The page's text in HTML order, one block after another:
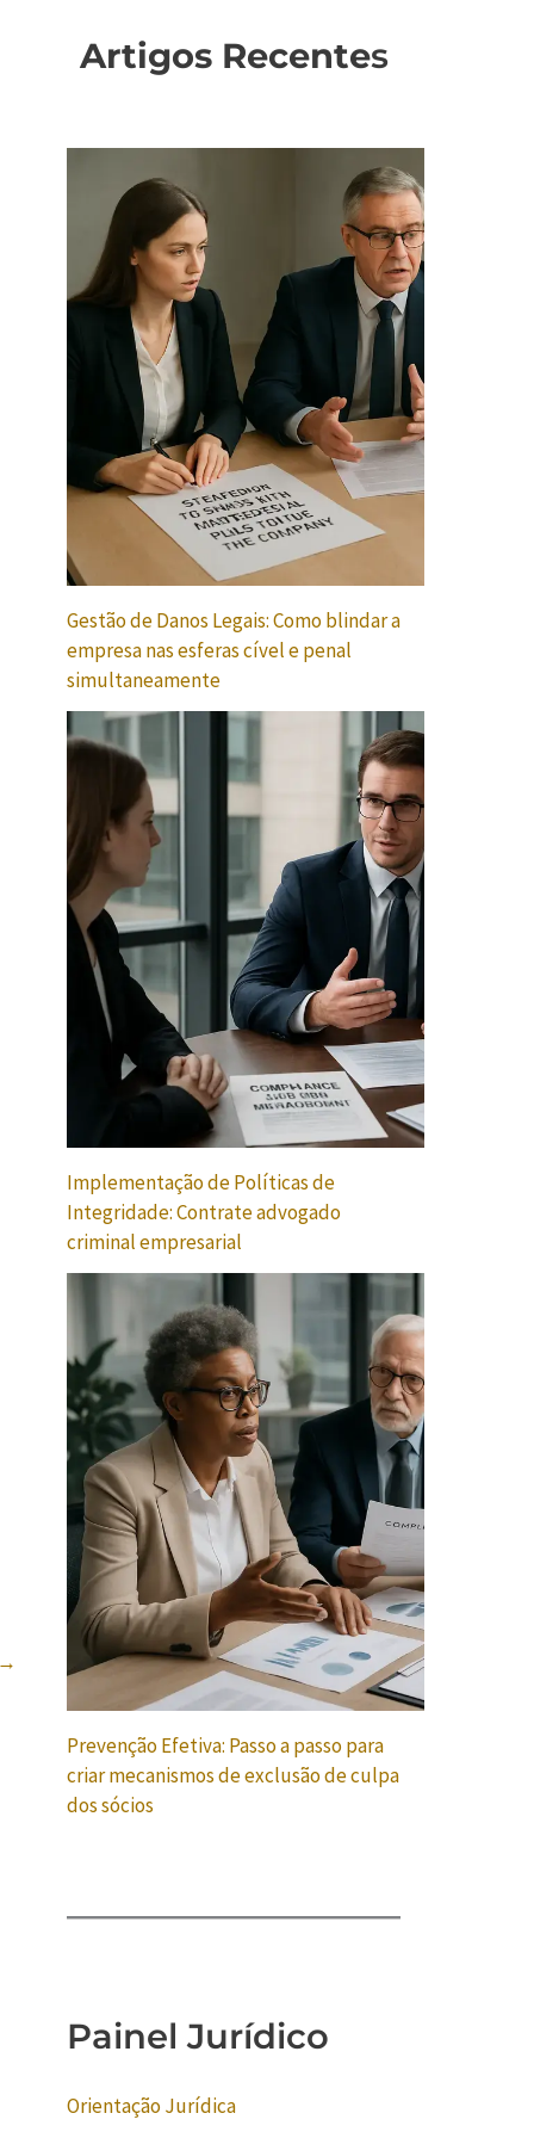
→
Artigos Recentes
Gestão de Danos Legais: Como blindar a
empresa nas esferas cível e penal
simultaneamente
Implementação de Políticas de
Integridade: Contrate advogado
criminal empresarial
Prevenção Efetiva: Passo a passo para
criar mecanismos de exclusão de culpa
dos sócios
Painel Jurídico
Orientação Jurídica